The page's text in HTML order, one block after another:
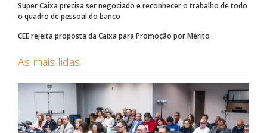
Super Caixa precisa ser negociado e reconhecer o trabalho de todo
o quadro de pessoal do banco
CEE rejeita proposta da Caixa para Promoção por Mérito
As mais lidas